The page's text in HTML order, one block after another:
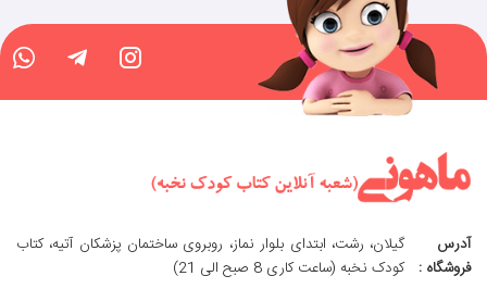
آدرس
فروشگاه :
گیلان، رشت، ابتدای بلوار نماز، روبروی ساختمان پزشکان آتیه، کتاب
کودک نخبه (ساعت کاری 8 صبح الی 21)